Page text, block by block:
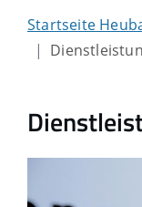
Startseite